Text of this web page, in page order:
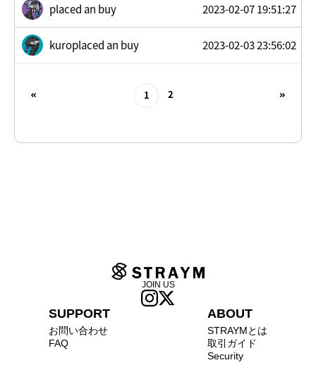
placed an buy 2023-02-07 19:51:27
kuroplaced an buy 2023-02-03 23:56:02
1 2
SUPPORT
お問い合わせ
FAQ
ABOUT
STRAYMとは
取引ガイド
Security
JOIN US